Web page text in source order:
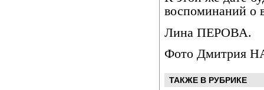
воспоминаний о
Лина ПЕРОВА.
Фото Дмитрия
ТАКЖЕ В РУБРИКЕ